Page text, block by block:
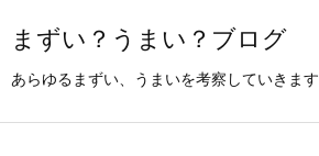
まずい？うまい？ブログ
あらゆるまずい、うまいを考察していきます